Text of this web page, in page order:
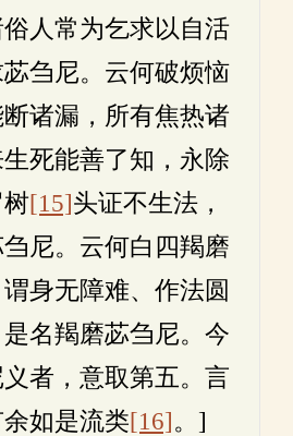
人常为乞求以自活
刍尼。云何破烦恼
诸漏，所有焦热诸
死能善了知，永除
[15]头证不生法，
尼。云何白四羯磨
身无障难、作法圆
名羯磨苾刍尼。今
者，意取第五。言
如是流类[16]。]